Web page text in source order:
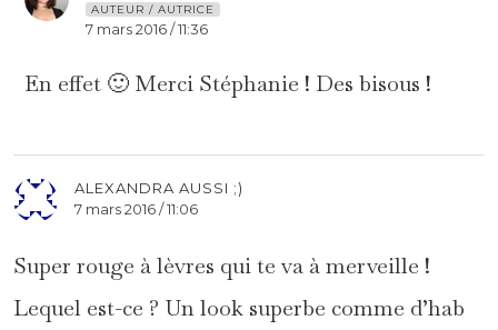
AUTEUR / AUTRICE
7 mars 2016 / 11:36
En effet 🙂 Merci Stéphanie ! Des bisous !
ALEXANDRA AUSSI ;)
7 mars 2016 / 11:06
Super rouge à lèvres qui te va à merveille !
Lequel est-ce ? Un look superbe comme d’hab